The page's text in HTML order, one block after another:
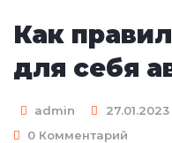
Как
для себя
admin
27.01.2023
0 Комментарий